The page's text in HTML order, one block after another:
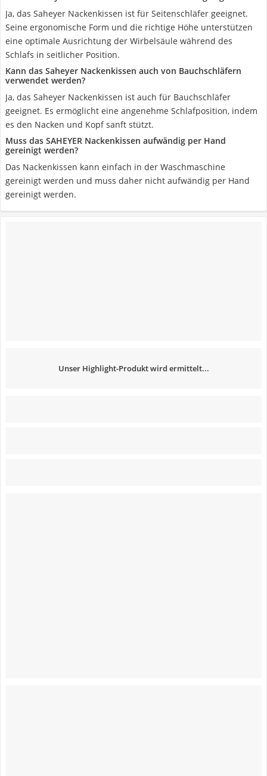
Ja, das Saheyer Nackenkissen ist für Seitenschläfer geeignet.
Seine ergonomische Form und die richtige Höhe unterstützen
eine optimale Ausrichtung der Wirbelsäule während des
Schlafs in seitlicher Position.
Kann das Saheyer Nackenkissen auch von Bauchschläfern
verwendet werden?
Ja, das Saheyer Nackenkissen ist auch für Bauchschläfer
geeignet. Es ermöglicht eine angenehme Schlafposition, indem
es den Nacken und Kopf sanft stützt.
Muss das SAHEYER Nackenkissen aufwändig per Hand
gereinigt werden?
Das Nackenkissen kann einfach in der Waschmaschine
gereinigt werden und muss daher nicht aufwändig per Hand
gereinigt werden.
Unser Highlight-Produkt wird ermittelt...